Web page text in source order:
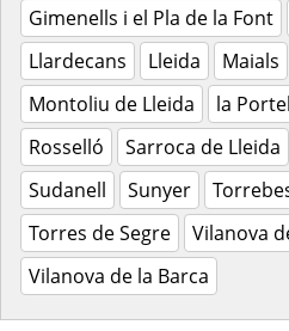
Gimenells i el Pla de la Font
Llardecans
Lleida Maials
Montoliu de Lleida
la
Rosselló
Sarroca de Lleida
Sudanell
Sunyer
Torres de Segre
Vilanova
Vilanova de la Barca